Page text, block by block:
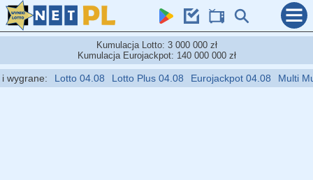
Kumulacja Lotto: 3 000 000 zł
Kumulacja Eurojackpot: 140 000 000 zł
Lotto 04.08 Lotto Plus 04.08 Eurojackpot 04.08 Multi Multi